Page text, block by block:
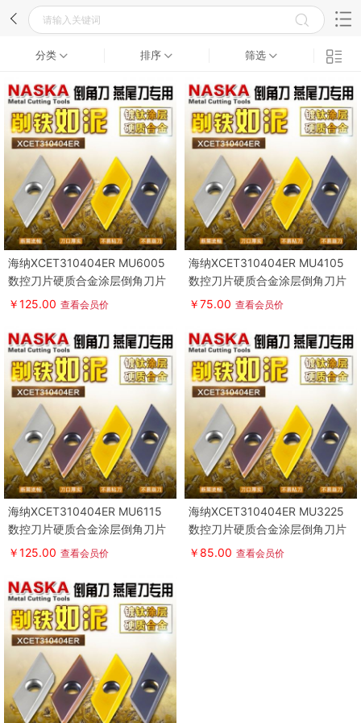
分类 排序 筛选
海纳XCET310404ER MU6005
数控刀片硬质合金涂层倒角刀片
燕尾槽数控铣刀片
￥125.00 查看会员价
海纳XCET310404ER MU4105
数控刀片硬质合金涂层倒角刀片
燕尾槽数控铣刀片
￥75.00 查看会员价
海纳XCET310404ER MU6115
数控刀片硬质合金涂层倒角刀片
燕尾槽数控铣刀片
￥125.00 查看会员价
海纳XCET310404ER MU3225
数控刀片硬质合金涂层倒角刀片
燕尾槽数控铣刀片
￥85.00 查看会员价